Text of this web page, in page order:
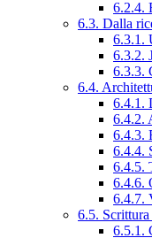
6.2.4.
6.3. Dalla
6.3.1.
6.3.2.
6.3.3.
6.4.
6.4.1.
6.4.2.
6.4.3.
6.4.4.
6.4.5.
6.4.6.
6.4.7.
6.5.
6.5.1.